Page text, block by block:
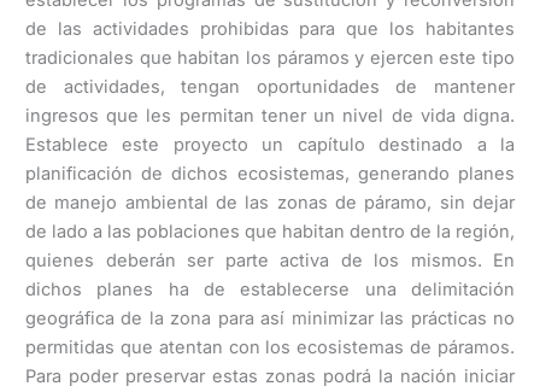
de las actividades prohibidas para que los habitantes
tradicionales que habitan los páramos y ejercen este tipo
de actividades, tengan oportunidades de mantener
ingresos que les permitan tener un nivel de vida digna.
Establece este proyecto un capítulo destinado a la
planificación de dichos ecosistemas, generando planes
de manejo ambiental de las zonas de páramo, sin dejar
de lado a las poblaciones que habitan dentro de la región,
quienes deberán ser parte activa de los mismos. En
dichos planes ha de establecerse una delimitación
geográfica de la zona para así minimizar las prácticas no
permitidas que atentan con los ecosistemas de páramos.
Para poder preservar estas zonas podrá la nación iniciar